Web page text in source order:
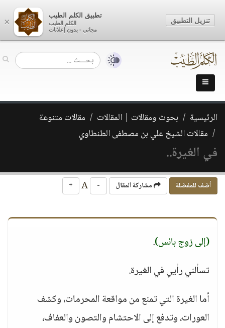
الرئيسية بحوث ومقالات | المقالات
مقالات متنوعة
مقالات الشيخ علي بن مصطفى الطنطاوي
في الغيرة..
أضف للمفضلة مشاركة المقال -
+
(إلى زوج بائس).
تسألني رأيي في الغيرة.
أما الغيرة التي تمنع من مواقعة المحرمات، وكشف
العورات، وتدفع إلى الاحتشام والتصون والعفاف،
×
تطبيق الكلم الطيب
الكلم الطيب
مجاني - بدون إعلانات
تنزيل التطبيق